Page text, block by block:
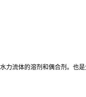
力流体的溶剂和偶合剂。也